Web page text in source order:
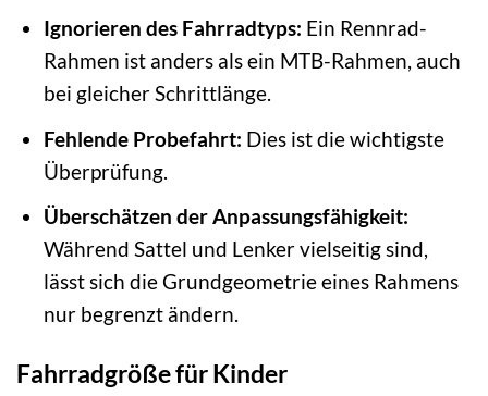
Ignorieren des Fahrradtyps: Ein Rennrad-
Rahmen ist anders als ein MTB-Rahmen, auch
bei gleicher Schrittlänge.
Fehlende Probefahrt: Dies ist die wichtigste
Überprüfung.
Überschätzen der Anpassungsfähigkeit:
Während Sattel und Lenker vielseitig sind,
lässt sich die Grundgeometrie eines Rahmens
nur begrenzt ändern.
Fahrradgröße für Kinder